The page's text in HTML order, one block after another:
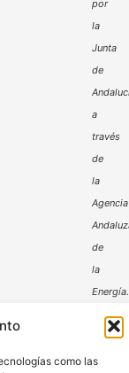
como las
por
la
Junta
de
a
través
de
la
Agencia
de
la
Energía.